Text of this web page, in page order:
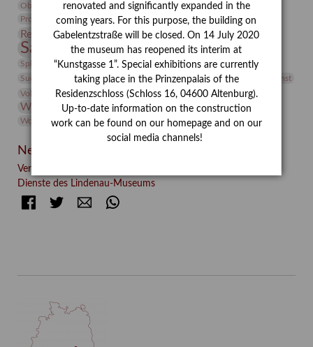
Objekt im Fokus
Paul Klee Peter Schnürpel Phelloplastik
Pohlhof
Provenienz
Provenienzforschung
Restaurierung Restitution Rudi Lesser Ruth Wolf-Rehfeld
Sammlung Samstagszeichner Skulptur
Sonderausstellung
Sphinx
studio Studio Bildende Kunst
studioDIGITAL
Suermondt-Ludwig-Museum
Vermittlung Video
Videokunst
Volontariat
Walter Rheiner Weihnachten Werefkin
Werkbetrachtung Winter Wissenschaft
Wolf and Dog
Wolf und Hund
Zirkuswoche
Neueste Beiträge
Verschenkt, verkauft, vergessen? – Kunstdetektivinnen im
Dienste des Lindenau-Museums
FacebookTwitter E-mail
renovated and significantly expanded in the
coming years. For this purpose, the building on
Gabelentzstraße will be closed. On 14 July 2020
the museum has reopened its interim at
“Kunstgasse 1”. Special exhibitions are currently
taking place in the Prinzenpalais of the
Residenzschloss (Schloss 16, 04600 Altenburg).
Up-to-date information on the construction
work can be found on our homepage and on our
social media channels!